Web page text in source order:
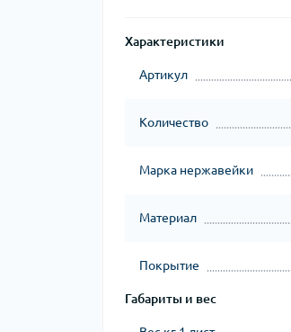
Характеристики
Артикул
Количество
Марка нержавейки
Материал
Покрытие
Габариты и вес